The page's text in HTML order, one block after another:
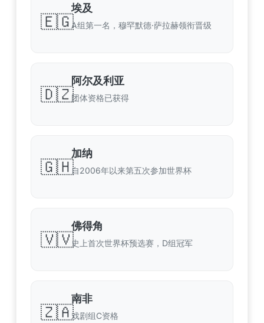
🇪🇬
埃及
A组第一名，穆罕默德·萨拉赫领衔晋级
🇩🇿
阿尔及利亚
团体资格已获得
🇬🇭
加纳
自2006年以来第五次参加世界杯
🇻🇻
佛得角
史上首次世界杯预选赛，D组冠军
🇿🇦
南非
戏剧组C资格